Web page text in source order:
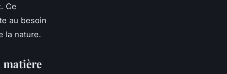
Ce
au besoin
la nature.
matière